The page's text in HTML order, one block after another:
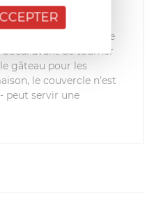
(cornichons,
Ce petits outils
en permettant de
avant de tourner
gâteau pour les
le couvercle n'est
peut servir une